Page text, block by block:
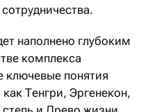
наполнено глубоким
комплекса
ключевые понятия
Тенгри, Эргенекон,